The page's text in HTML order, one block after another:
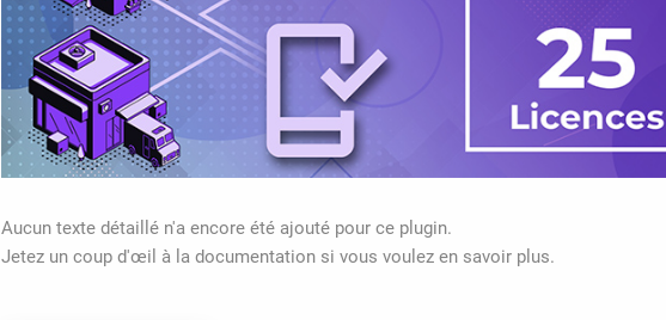
Aucun texte détaillé n'a encore été ajouté pour ce plugin.
Jetez un coup d'œil à la documentation si vous voulez en savoir plus.